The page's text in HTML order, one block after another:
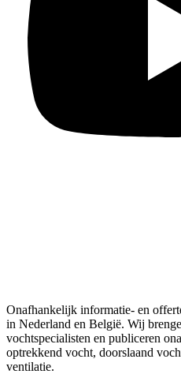
Onafhankelijk informatie- en
in Nederland en België. Wij
vochtspecialisten en publiceren
optrekkend vocht, doorslaand
ventilatie.